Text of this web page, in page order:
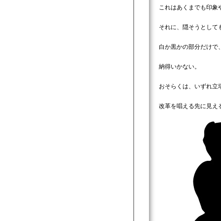
これはあくまでも印象
それに、隠そうとして
白か黒かの部分だけで
納得いかない。
おそらくは、いずれ立
改革を唱える先に見え